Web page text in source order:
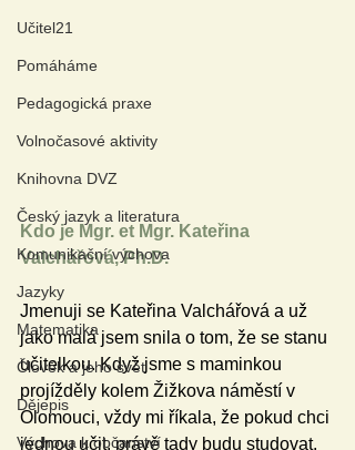
Učitel21
Pomáháme
Pedagogická praxe
Volnočasové aktivity
Knihovna DVZ
Český jazyk a literatura
Komunikační výchova
Jazyky
Matematika
Člověk a jeho svět
Dějepis
Výchova k občanství
Kdo je Mgr. et Mgr. Kateřina
Valchářová, Ph.D.
Jmenuji se Kateřina Valchářová a už
jako malá jsem snila o tom, že se stanu
učitelkou. Když jsme s maminkou
projížděly kolem Žižkova náměstí v
Olomouci, vždy mi říkala, že pokud chci
jednou učit, právě tady budu studovat.